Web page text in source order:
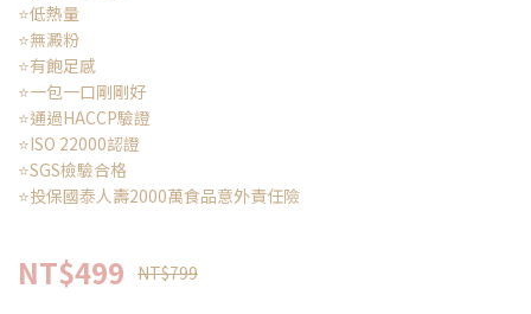
⭐低熱量
⭐無澱粉
⭐有飽足感
⭐一包一口剛剛好
⭐通過HACCP驗證
⭐ISO 22000認證
⭐SGS檢驗合格
⭐投保國泰人壽2000萬食品意外責任險
NT$499 NT$799